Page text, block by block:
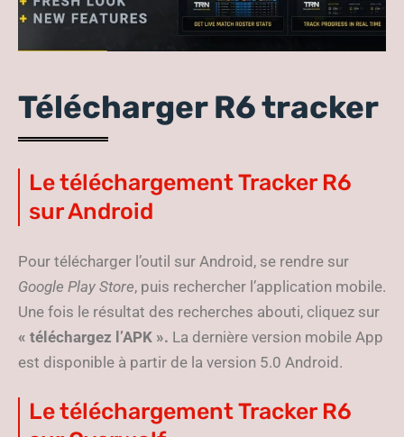
Télécharger R6 tracker
Le téléchargement Tracker R6
sur Android
Pour télécharger l’outil sur Android, se rendre sur
Google Play Store, puis rechercher l’application mobile.
Une fois le résultat des recherches abouti, cliquez sur
« téléchargez l’APK ». La dernière version mobile App
est disponible à partir de la version 5.0 Android.
Le téléchargement Tracker R6